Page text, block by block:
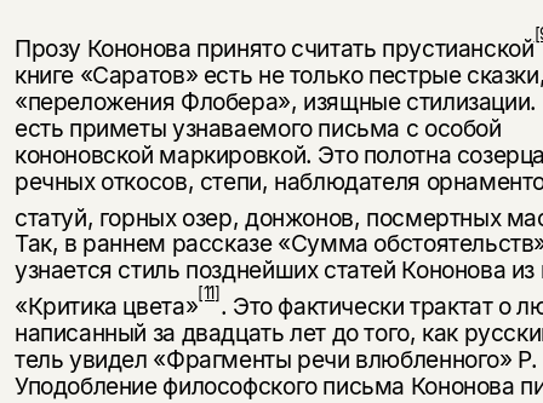
Прозу Кононова принято считать прустианской
книге «Саратов» есть не только пестрые
«переложе­ния Флобера», изящные
есть приметы узнаваемого пись­ма с особой
кононовской маркировкой. Это полотна
речных отко­сов, степи, наблюдателя
статуй, горных озер, донжонов, по­смертных
Так, в раннем рас­сказе «Сумма
узнается стиль позднейших статей Кононова из
«Критика цвета»[11]. Это фактиче­ски трактат о
написанный за двадцать лет до того, как
тель увидел «Фрагменты речи влюб­ленного» Р.
Уподобление фило­софского письма Кононова